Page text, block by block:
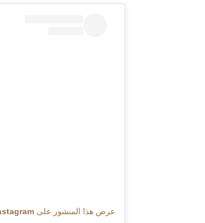
عرض هذا المنشور على Instagram